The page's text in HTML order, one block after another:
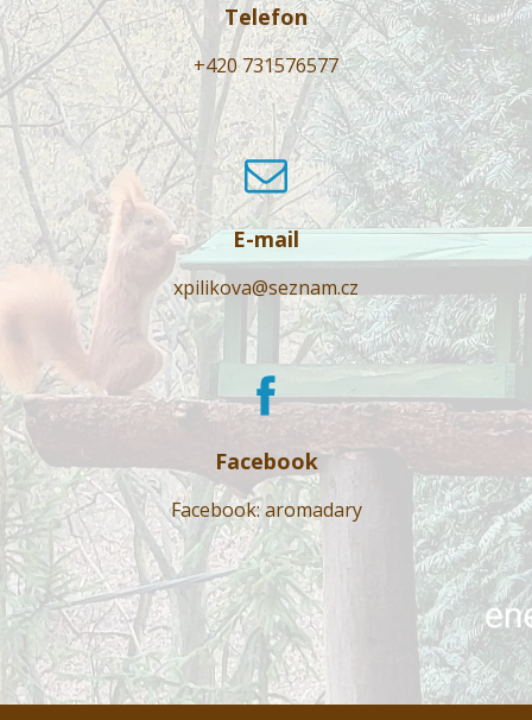
Telefon
+420 731576577
E-mail
xpilikova@seznam.cz
Facebook
Facebook: aromadary